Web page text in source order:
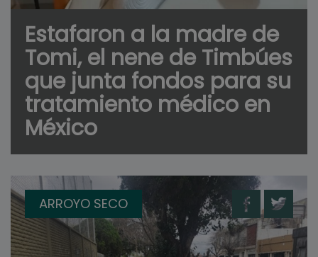
Estafaron a la madre de
Tomi, el nene de Timbúes
que junta fondos para su
tratamiento médico en
México
ARROYO SECO